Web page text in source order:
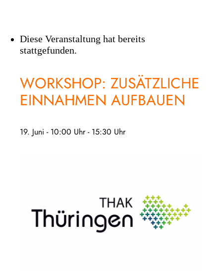
Diese Veranstaltung hat bereits
stattgefunden.
WORKSHOP: ZUSÄTZLICHE
EINNAHMEN AUFBAUEN
19. Juni - 10:00 Uhr- 15:30 Uhr